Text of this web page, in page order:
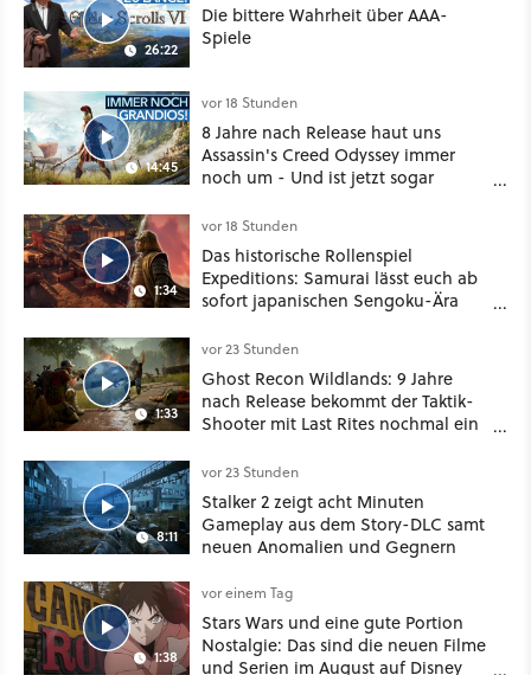
26:22
Die bittere Wahrheit über AAA-
Spiele
14:45
vor 18 Stunden
8 Jahre nach Release haut uns
Assassin's Creed Odyssey immer
noch um - Und ist jetzt sogar
1:34
vor 18 Stunden
Das historische Rollenspiel
Expeditions: Samurai lässt euch ab
sofort japanischen Sengoku-Ära
oder Diplomatie
1:33
vor 23 Stunden
Ghost Recon Wildlands: 9 Jahre
nach Release bekommt der Taktik-
Shooter mit Last Rites nochmal ein
8:11
vor 23 Stunden
Stalker 2 zeigt acht Minuten
Gameplay aus dem Story-DLC samt
neuen Anomalien und Gegnern
1:38
vor einem Tag
Stars Wars und eine gute Portion
Nostalgie: Das sind die neuen Filme
und Serien im August auf Disney